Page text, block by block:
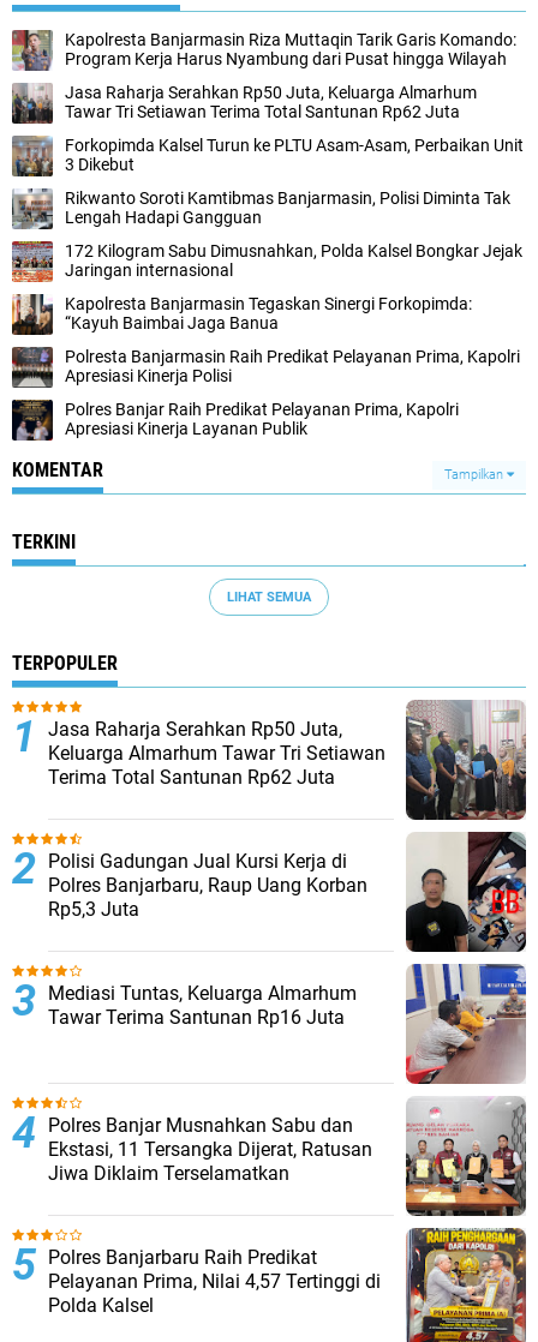
Kapolresta Banjarmasin Riza Muttaqin Tarik Garis Komando:
Program Kerja Harus Nyambung dari Pusat hingga Wilayah
Jasa Raharja Serahkan Rp50 Juta, Keluarga Almarhum
Tawar Tri Setiawan Terima Total Santunan Rp62 Juta
Forkopimda Kalsel Turun ke PLTU Asam-Asam, Perbaikan Unit
3 Dikebut
Rikwanto Soroti Kamtibmas Banjarmasin, Polisi Diminta Tak
Lengah Hadapi Gangguan
172 Kilogram Sabu Dimusnahkan, Polda Kalsel Bongkar Jejak
Jaringan internasional
Kapolresta Banjarmasin Tegaskan Sinergi Forkopimda:
“Kayuh Baimbai Jaga Banua
Polresta Banjarmasin Raih Predikat Pelayanan Prima, Kapolri
Apresiasi Kinerja Polisi
Polres Banjar Raih Predikat Pelayanan Prima, Kapolri
Apresiasi Kinerja Layanan Publik
KOMENTAR Tampilkan
TERKINI
LIHAT SEMUA
TERPOPULER
Jasa Raharja Serahkan Rp50 Juta,
Keluarga Almarhum Tawar Tri Setiawan
Terima Total Santunan Rp62 Juta
Polisi Gadungan Jual Kursi Kerja di
Polres Banjarbaru, Raup Uang Korban
Rp5,3 Juta
Mediasi Tuntas, Keluarga Almarhum
Tawar Terima Santunan Rp16 Juta
Polres Banjar Musnahkan Sabu dan
Ekstasi, 11 Tersangka Dijerat, Ratusan
Jiwa Diklaim Terselamatkan
Polres Banjarbaru Raih Predikat
Pelayanan Prima, Nilai 4,57 Tertinggi di
Polda Kalsel